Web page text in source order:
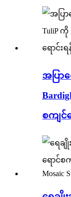
အပြာ
စကျင်